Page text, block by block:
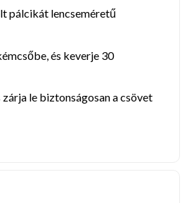
pálcikát lencseméretű
és keverje 30
le biztonságosan a csövet